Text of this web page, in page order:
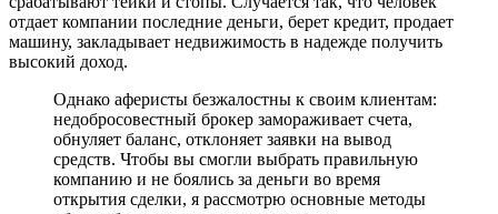
отдает компании последние деньги, берет кредит, продает
машину, закладывает недвижимость в надежде получить
высокий доход.
Однако аферисты безжалостны к своим клиентам:
недобросовестный брокер замораживает счета,
обнуляет баланс, отклоняет заявки на вывод
средств. Чтобы вы смогли выбрать правильную
компанию и не боялись за деньги во время
открытия сделки, я рассмотрю основные методы